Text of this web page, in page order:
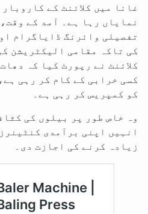
غانا میں کلائنٹ کے
نمایاں رہا ہے۔ آمد کے
تفصیلی وائرنگ ڈایاگرام
کی تاکہ مقامی الیکٹریشن
کلائنٹ نے رپورٹ کیا کہ
کسی خرابی کے کام کر رہی
کو کمپریس کر رہی ہے۔
وہ خاص طور پر بیلوں کی
انہیں اپنی برآمدی
زیادہ کرنے کی اجازت دی۔